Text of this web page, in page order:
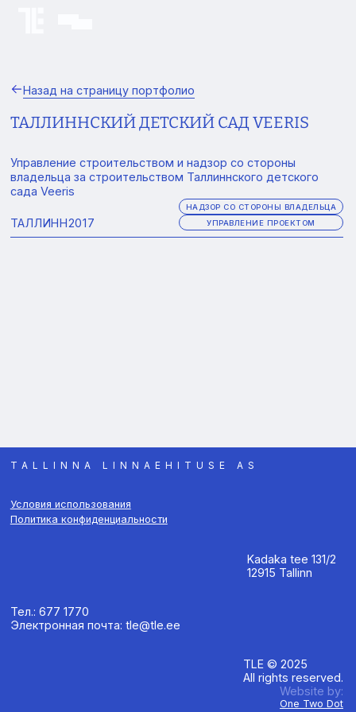
Назад на страницу портфолио
ТАЛЛИННСКИЙ ДЕТСКИЙ САД VEERIS
Управление строительством и надзор со стороны
владельца за строительством Таллиннского детского
сада Veeris
ТАЛЛИНН2017
НАДЗОР СО СТОРОНЫ ВЛАДЕЛЬЦА
УПРАВЛЕНИЕ ПРОЕКТОМ
TALLINNA LINNAEHITUSE AS
Условия использования
Политика конфиденциальности
Kadaka tee 131/2
12915 Tallinn
Тел.: 677 1770
Электронная почта: tle@tle.ee
TLE © 2025
All rights reserved.
Website by:
One Two Dot